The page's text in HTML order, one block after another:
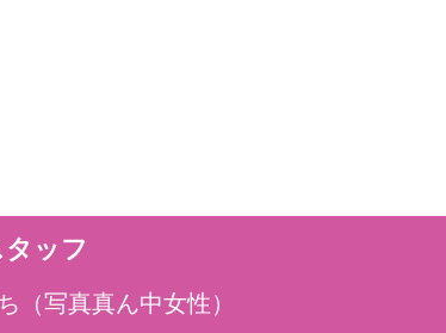
ッフ
（写真真ん中女性）